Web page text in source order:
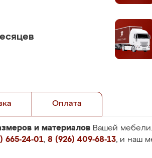
Оплата
и материалов Вашей
665-24-01, 8 (926) 409-68-13, и наш